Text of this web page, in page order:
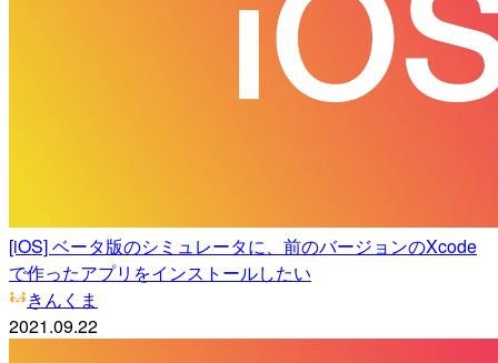
[iOS] ベータ版のシミュレータに、前のバージョンのXcode
で作ったアプリをインストールしたい
きんくま
2021.09.22